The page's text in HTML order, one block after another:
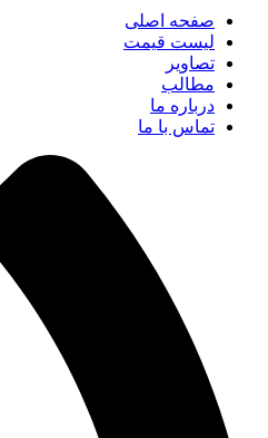
صفحه اصلی
لیست قیمت
تصاویر
مطالب
درباره ما
تماس با ما